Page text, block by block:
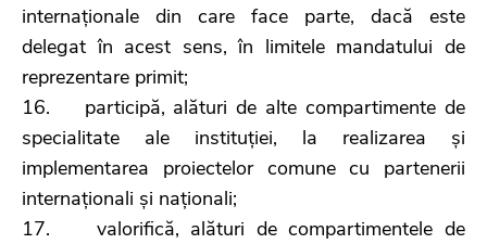
internaționale din care face parte, dacă este
delegat în acest sens, în limitele mandatului de
reprezentare primit;
16. participă, alături de alte compartimente de
specialitate ale instituției, la realizarea și
implementarea proiectelor comune cu partenerii
internaționali și naționali;
17. valorifică, alături de compartimentele de